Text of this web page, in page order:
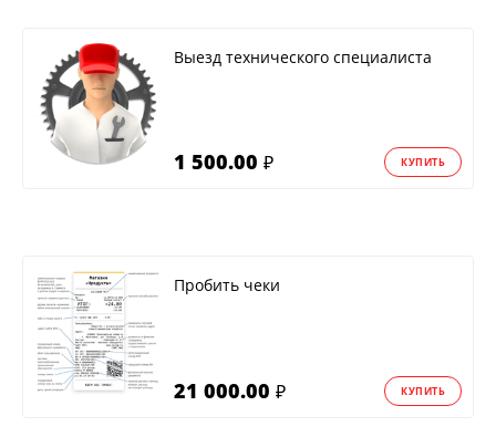
Выезд технического специалиста
1 500.00 ₽ КУПИТЬ
Пробить чеки
21 000.00 ₽ КУПИТЬ